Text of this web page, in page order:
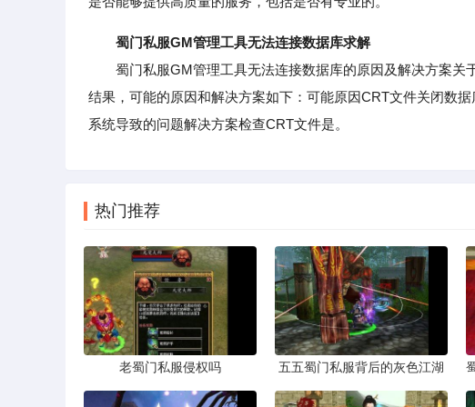
蜀门私服GM管理工具无法连接数据库求解
蜀门私服GM管理工具无法连接数据库的原因及解决方案关
结果，可能的原因和解决方案如下：可能原因CRT文件关闭数
系统导致的问题解决方案检查CRT文件是。
热门推荐
老蜀门私服侵权吗 五五蜀门私服背后的灰色江湖